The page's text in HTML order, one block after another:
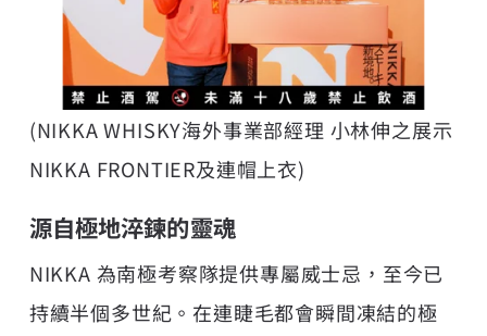
(NIKKA WHISKY海外事業部經理 小林伸之展示
NIKKA FRONTIER及連帽上衣)
源自極地淬鍊的靈魂
NIKKA 為南極考察隊提供專屬威士忌，至今已
持續半個多世紀。在連睫毛都會瞬間凍結的極